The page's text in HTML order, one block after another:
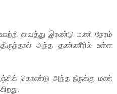
வைத்து இரண்டு மணி நேரம்
அந்த தண்ணீரில் உள்ள
கொண்டு அந்த நீருக்கு மண்